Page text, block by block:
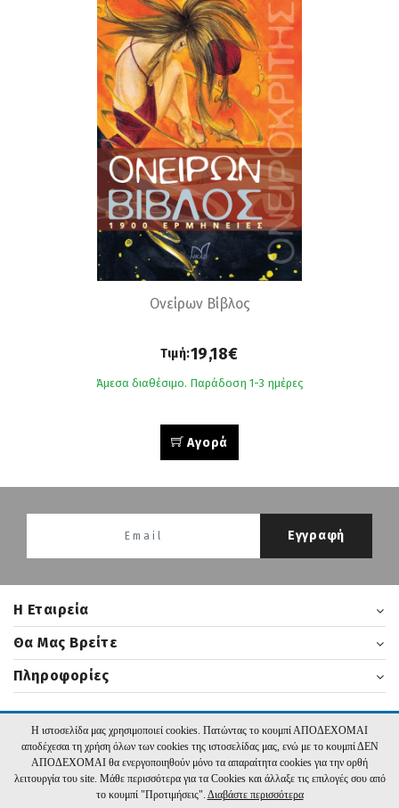
Ονείρων Βίβλος
Τιμή:19,18€
Άμεσα διαθέσιμο. Παράδοση 1-3 ημέρες
Αγορά
H Εταιρεία
Εγγραφή
Θα Μας Βρείτε
Πληροφορίες
2026 nikasbooks.gr | Υλοποίηση:Hyper Center
Η ιστοσελίδα μας χρησιμοποιεί cookies. Πατώντας το κουμπί ΑΠΟΔΕΧΟΜΑΙ
αποδέχεσαι τη χρήση όλων των cookies της ιστοσελίδας μας, ενώ με το κουμπί ΔΕΝ
ΑΠΟΔΕΧΟΜΑΙ θα ενεργοποιηθούν μόνο τα απαραίτητα cookies για την ορθή
λειτουργία του site. Μάθε περισσότερα για τα Cookies και άλλαξε τις επιλογές σου από
το κουμπί "Προτιμήσεις". Διαβάστε περισσότερα